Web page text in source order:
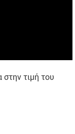
στην τιμή του